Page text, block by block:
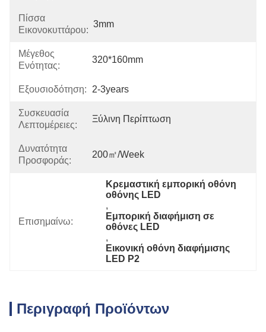
Πίσσα
Εικονοκυττάρου:
3mm
Μέγεθος
Ενότητας:
320*160mm
Εξουσιοδότηση: 2-3years
Συσκευασία
Λεπτομέρειες:
Ξύλινη Περίπτωση
Δυνατότητα
Προσφοράς:
200㎡/week
Επισημαίνω:
Κρεμαστική εμπορική οθόνη
οθόνης LED
,
Εμπορική διαφήμιση σε
οθόνες LED
,
Εικονική οθόνη διαφήμισης
LED P2
Περιγραφή Προϊόντων